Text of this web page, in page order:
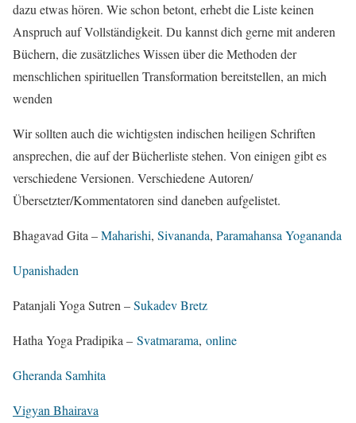
dazu etwas hören. Wie schon betont, erhebt die Liste keinen
Anspruch auf Vollständigkeit. Du kannst dich gerne mit anderen
Büchern, die zusätzliches Wissen über die Methoden der
menschlichen spirituellen Transformation bereitstellen, an mich
wenden
Wir sollten auch die wichtigsten indischen heiligen Schriften
ansprechen, die auf der Bücherliste stehen. Von einigen gibt es
verschiedene Versionen. Verschiedene Autoren/
Übersetzter/Kommentatoren sind daneben aufgelistet.
Bhagavad Gita –Maharishi, Sivananda, Paramahansa Yogananda
Upanishaden
Patanjali Yoga Sutren –Sukadev Bretz
Hatha Yoga Pradipika – Svatmarama, online
Gheranda Samhita
Vigyan Bhairava